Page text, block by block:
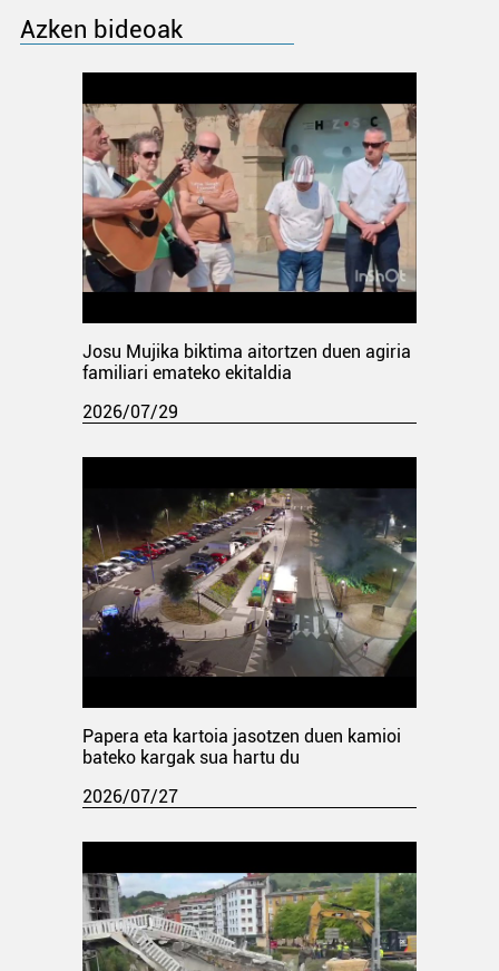
Azken bideoak
Josu Mujika biktima aitortzen duen agiria
familiari emateko ekitaldia
2026/07/29
Papera eta kartoia jasotzen duen kamioi
bateko kargak sua hartu du
2026/07/27